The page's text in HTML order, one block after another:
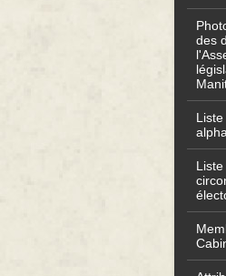
des
Liste